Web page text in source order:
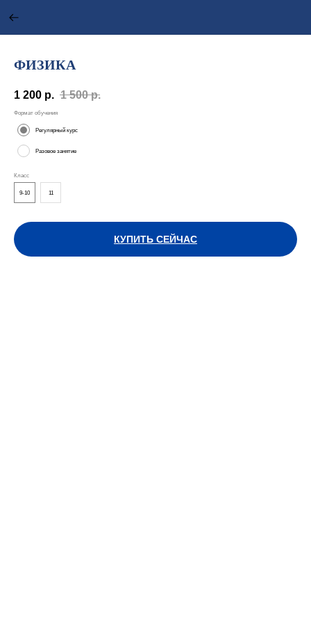
ФИЗИКА
1 200 р. 1 500 р.
Формат обучения
Регулярный курс
Разовое занятие
Класс
9-10 11
КУПИТЬ СЕЙЧАС